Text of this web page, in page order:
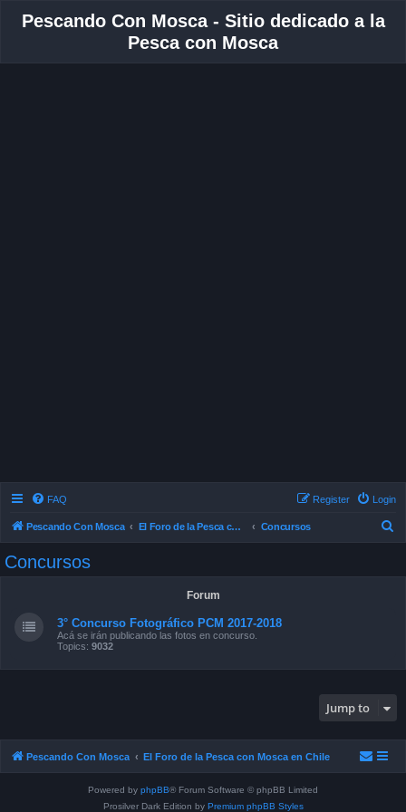
Pescando Con Mosca - Sitio dedicado a la
Pesca con Mosca
FAQ Login
Register
Pescando Con Mosca El Foro de la Pesca con Mosca en Chile Concursos
Concursos
Forum
3° Concurso Fotográfico PCM 2017-2018
Acá se irán publicando las fotos en concurso.
Topics: 9032
Jump to
Pescando Con Mosca El Foro de la Pesca con Mosca en Chile
Powered by phpBB® Forum Software © phpBB Limited
Prosilver Dark Edition by Premium phpBB Styles